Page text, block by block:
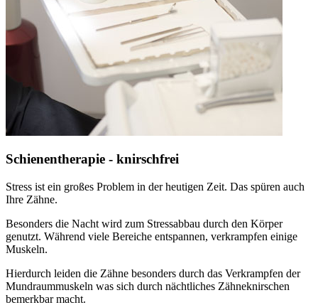
Schienentherapie - knirschfrei
Stress ist ein großes Problem in der heutigen Zeit. Das spüren auch
Ihre Zähne.
Besonders die Nacht wird zum Stressabbau durch den Körper
genutzt. Während viele Bereiche entspannen, verkrampfen einige
Muskeln.
Hierdurch leiden die Zähne besonders durch das Verkrampfen der
Mundraummuskeln was sich durch nächtliches Zähneknirschen
bemerkbar macht.